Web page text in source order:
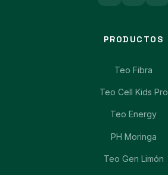
PRODUCTOS
Teo Fibra
Teo Cell Kids Pro
Teo Energy
PH Moringa
Teo Gen Limón